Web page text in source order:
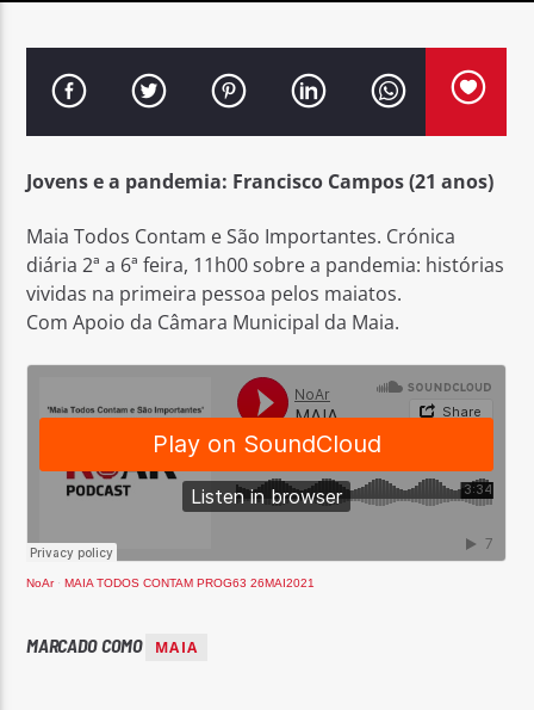
97.1FM E 107.8 FM
Rádio No ar
Jovens e a pandemia: Francisco Campos (21 anos)
Maia Todos Contam e São Importantes. Crónica
diária 2ª a 6ª feira, 11h00 sobre a pandemia: histórias
vividas na primeira pessoa pelos maiatos.
Com Apoio da Câmara Municipal da Maia.
NoAr·MAIA TODOS CONTAM PROG63 26MAI2021
MARCADO COMO MAIA